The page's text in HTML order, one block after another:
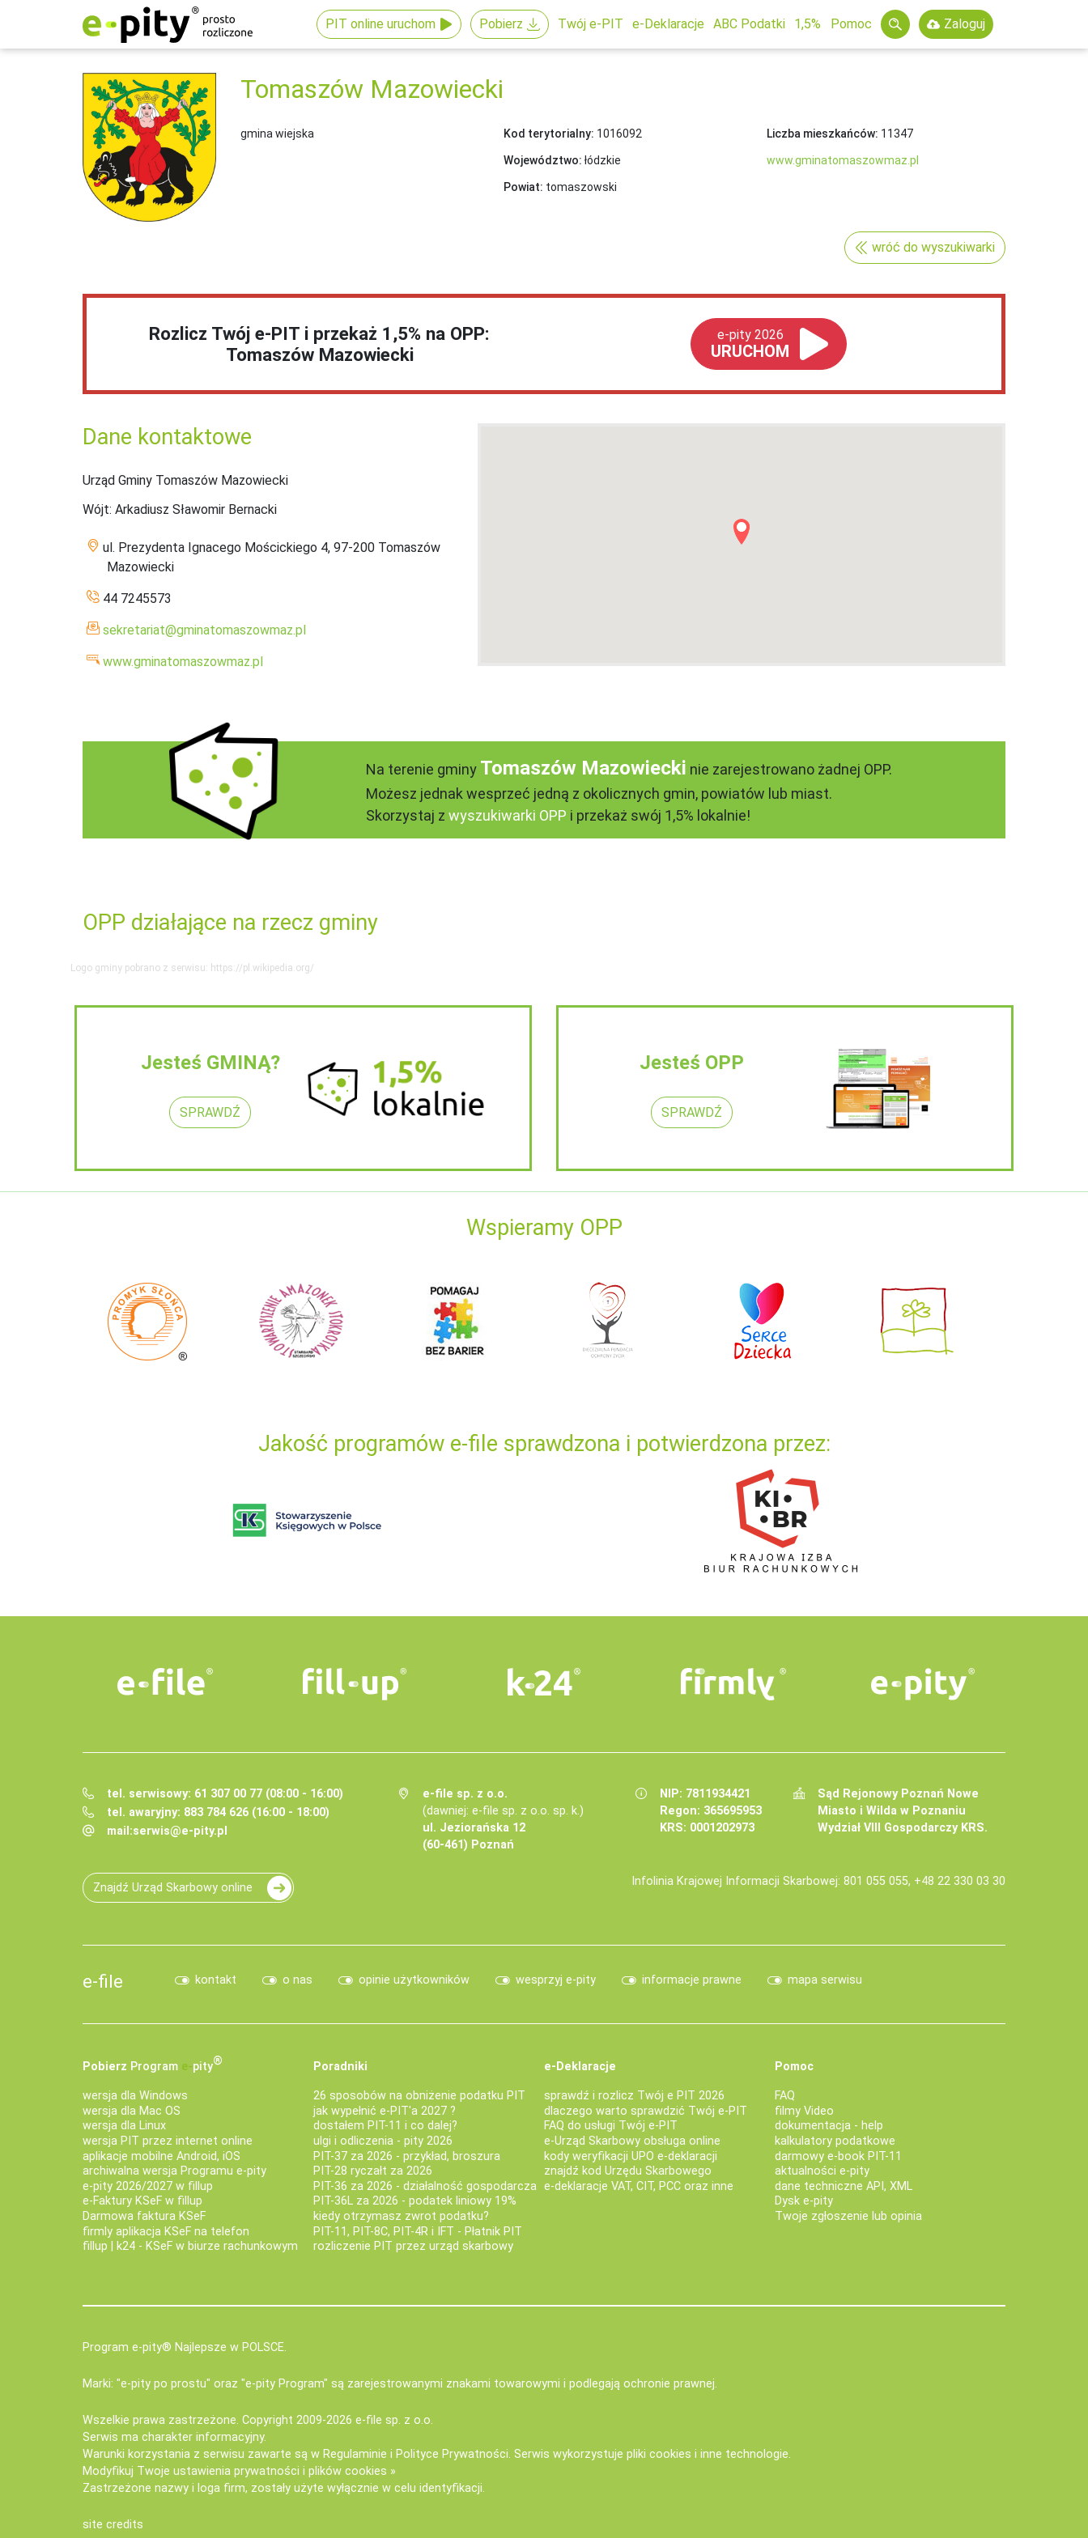
PIT online uruchom Pobierz Twój e-PIT e-Deklaracje ABC Podatki 1,5% Pomoc Zaloguj
Tomaszów Mazowiecki
gmina wiejska Kod terytorialny: 1016092
Województwo: łódzkie
Powiat: tomaszowski
Liczba mieszkańców: 11347
www.gminatomaszowmaz.pl
wróć do wyszukiwarki
Rozlicz Twój e-PIT i przekaż 1,5% na OPP:
Tomaszów Mazowiecki
e-pity 2026
URUCHOM
Dane kontaktowe
Urząd Gminy Tomaszów Mazowiecki
Wójt: Arkadiusz Sławomir Bernacki
ul. Prezydenta Ignacego Mościckiego 4, 97-200 Tomaszów
Mazowiecki
44 7245573
sekretariat@gminatomaszowmaz.pl
www.gminatomaszowmaz.pl
Na terenie gminy Tomaszów Mazowiecki nie zarejestrowano żadnej OPP.
Możesz jednak wesprzeć jedną z okolicznych gmin, powiatów lub miast.
Skorzystaj z wyszukiwarki OPP i przekaż swój 1,5% lokalnie!
OPP działające na rzecz gminy
Logo gminy pobrano z serwisu: https://pl.wikipedia.org/
Jesteś GMINĄ?
SPRAWDŹ
Jesteś OPP
SPRAWDŹ
Wspieramy OPP
Jakość programów e-file sprawdzona i potwierdzona przez:
tel. serwisowy: 61 307 00 77 (08:00 - 16:00)
tel. awaryjny: 883 784 626 (16:00 - 18:00)
mail:serwis@e-pity.pl
e-file sp. z o.o.
(dawniej: e-file sp. z o.o. sp. k.)
ul. Jeziorańska 12
(60-461) Poznań
NIP: 7811934421
Regon: 365695953
KRS: 0001202973
Sąd Rejonowy Poznań Nowe
Miasto i Wilda w Poznaniu
Wydział VIII Gospodarczy KRS.
Znajdź Urząd Skarbowy online Infolinia Krajowej Informacji Skarbowej: 801 055 055, +48 22 330 03 30
e-file kontakt o nas opinie użytkowników wesprzyj e-pity informacje prawne mapa serwisu
Pobierz Program e‑pity®
wersja dla Windows
wersja dla Mac OS
wersja dla Linux
wersja PIT przez internet online
aplikacje mobilne Android, iOS
archiwalna wersja Programu e-pity
e-pity 2026/2027 w fillup
e‑Faktury KSeF w fillup
Darmowa faktura KSeF
firmly aplikacja KSeF na telefon
fillup | k24 - KSeF w biurze rachunkowym
Poradniki
26 sposobów na obniżenie podatku PIT
jak wypełnić e-PIT'a 2027 ?
dostałem PIT-11 i co dalej?
ulgi i odliczenia - pity 2026
PIT-37 za 2026 - przykład, broszura
PIT-28 ryczałt za 2026
PIT-36 za 2026 - działalność gospodarcza
PIT-36L za 2026 - podatek liniowy 19%
kiedy otrzymasz zwrot podatku?
PIT-11, PIT-8C, PIT-4R i IFT - Płatnik PIT
rozliczenie PIT przez urząd skarbowy
e-Deklaracje
sprawdź i rozlicz Twój e PIT 2026
dlaczego warto sprawdzić Twój e-PIT
FAQ do usługi Twój e-PIT
e-Urząd Skarbowy obsługa online
kody weryfikacji UPO e-deklaracji
znajdź kod Urzędu Skarbowego
e-deklaracje VAT, CIT, PCC oraz inne
Pomoc
FAQ
filmy Video
dokumentacja - help
kalkulatory podatkowe
darmowy e-book PIT-11
aktualności e-pity
dane techniczne API, XML
Dysk e-pity
Twoje zgłoszenie lub opinia
Program e-pity® Najlepsze w POLSCE.
Marki: "e-pity po prostu" oraz "e-pity Program" są zarejestrowanymi znakami towarowymi i podlegają ochronie prawnej.
Wszelkie prawa zastrzeżone. Copyright 2009-2026 e-file sp. z o.o.
Serwis ma charakter informacyjny.
Warunki korzystania z serwisu zawarte są w Regulaminie i Polityce Prywatności. Serwis wykorzystuje pliki cookies i inne technologie.
Modyfikuj Twoje ustawienia prywatności i plików cookies »
Zastrzeżone nazwy i loga firm, zostały użyte wyłącznie w celu identyfikacji.
site credits